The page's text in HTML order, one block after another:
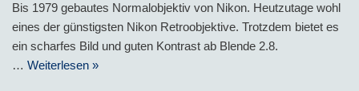
Bis 1979 gebautes Normalobjektiv von Nikon. Heutzutage wohl
eines der günstigsten Nikon Retroobjektive. Trotzdem bietet es
ein scharfes Bild und guten Kontrast ab Blende 2.8.
… Weiterlesen »